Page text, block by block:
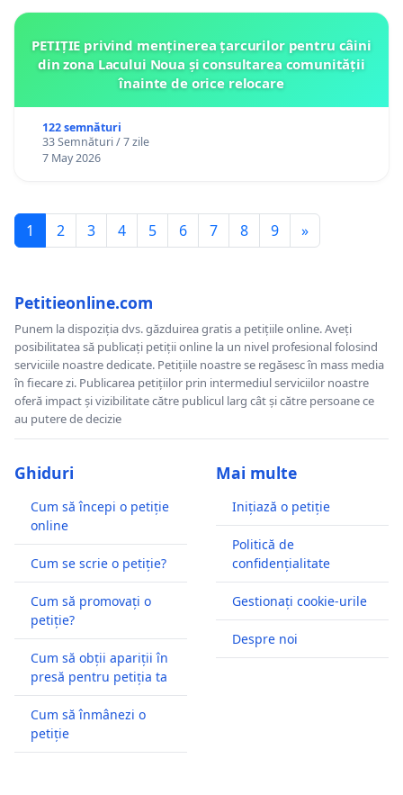
PETIȚIE privind menținerea țarcurilor pentru câini
din zona Lacului Noua și consultarea comunității
înainte de orice relocare
122 semnături
33 Semnături / 7 zile
7 May 2026
1 2 3 4 5 6 7 8 9 »
Petitieonline.com
Punem la dispoziția dvs. găzduirea gratis a petițiile online. Aveți
posibilitatea să publicați petiții online la un nivel profesional folosind
serviciile noastre dedicate. Petițiile noastre se regăsesc în mass media
în fiecare zi. Publicarea petițiilor prin intermediul serviciilor noastre
oferă impact și vizibilitate către publicul larg cât și către persoane ce
au putere de decizie
Ghiduri
Cum să începi o petiție
online
Cum se scrie o petiție?
Cum să promovați o
petiție?
Cum să obții apariții în
presă pentru petiția ta
Cum să înmânezi o
petiție
Mai multe
Inițiază o petiție
Politică de
confidențialitate
Gestionați cookie-urile
Despre noi